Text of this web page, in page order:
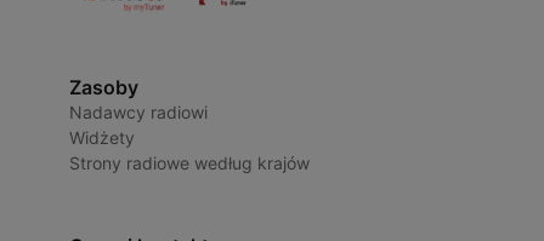
Zasoby
Nadawcy radiowi
Widżety
Strony radiowe według krajów